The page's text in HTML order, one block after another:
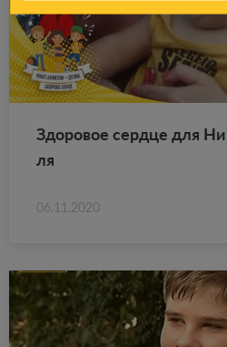
Здо­ро­вое серд­це для
ля
06.11.2020